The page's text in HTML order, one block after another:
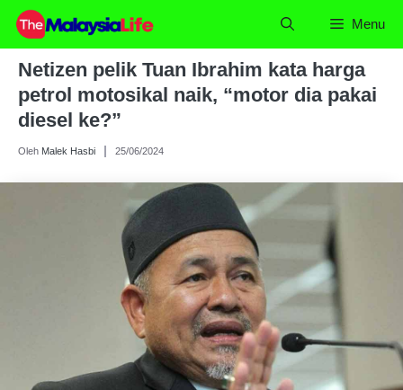
Skip
content
Menu
Netizen pelik Tuan Ibrahim kata harga
petrol motosikal naik, “motor dia pakai
diesel ke?”
Oleh Malek Hasbi 25/06/2024